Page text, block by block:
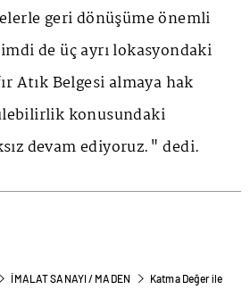
geri dönüşüme önemli
de üç ayrı lokasyondaki
Atık Belgesi almaya hak
konusundaki
devam ediyoruz." dedi.
İMALAT SANAYI / MADEN
Katma Değer ile